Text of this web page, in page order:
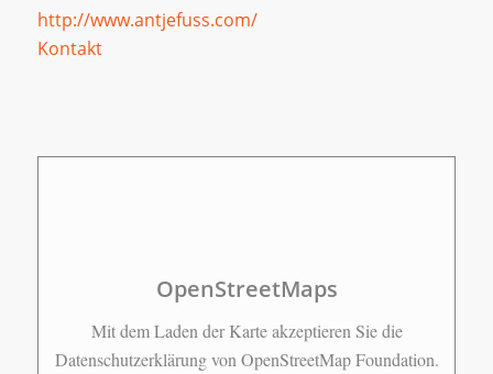
http://www.antjefuss.com/
Kontakt
OpenStreetMaps
Mit dem Laden der Karte akzeptieren Sie die
Datenschutzerklärung von OpenStreetMap Foundation.